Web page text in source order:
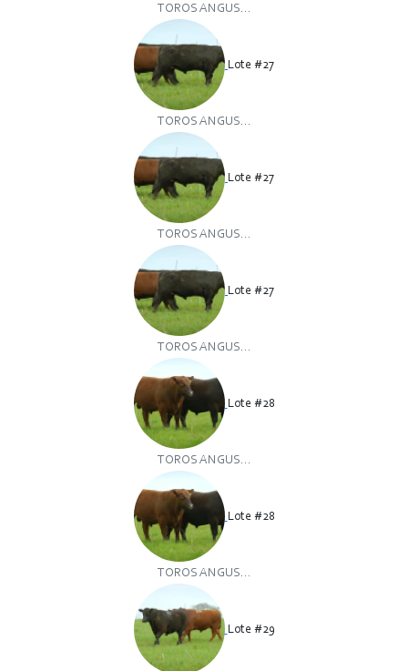
TOROS ANGUS...
Lote #27
TOROS ANGUS...
Lote #27
TOROS ANGUS...
Lote #27
TOROS ANGUS...
Lote #28
TOROS ANGUS...
Lote #28
TOROS ANGUS...
Lote #29